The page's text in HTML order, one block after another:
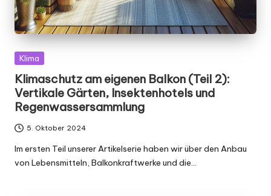
Posted
Klima
Klimaschutz am eigenen Balkon (Teil 2):
Vertikale Gärten, Insektenhotels und
Regenwassersammlung
5. Oktober 2024
Im ersten Teil unserer Artikelserie haben wir über den Anbau
von Lebensmitteln, Balkonkraftwerke und die…